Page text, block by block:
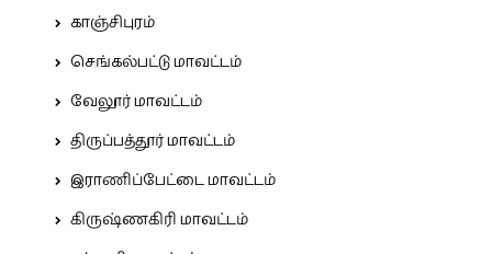
காஞ்சிபுரம்
செங்கல்பட்டு மாவட்டம்
வேலூர் மாவட்டம்
திருப்பத்தூர் மாவட்டம்
இராணிப்பேட்டை மாவட்டம்
கிருஷ்ணகிரி மாவட்டம்